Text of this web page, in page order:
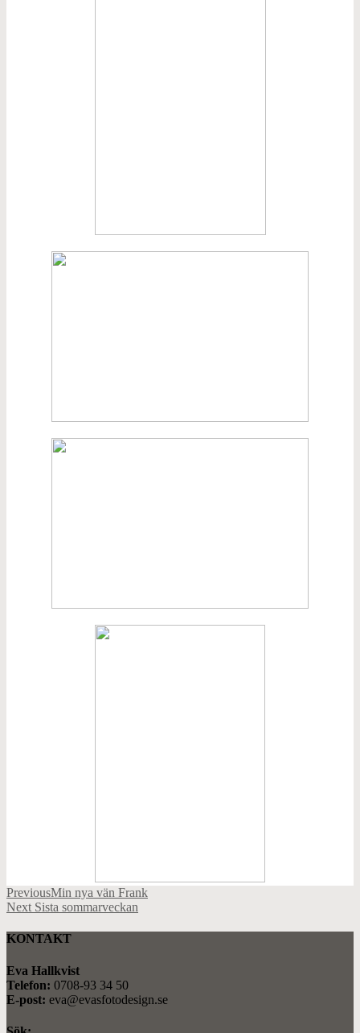
PreviousMin nya vän Frank
Next Sista sommarveckan
KONTAKT
Eva Hallkvist
Telefon: 0708-93 34 50
E-post: eva@evasfotodesign.se